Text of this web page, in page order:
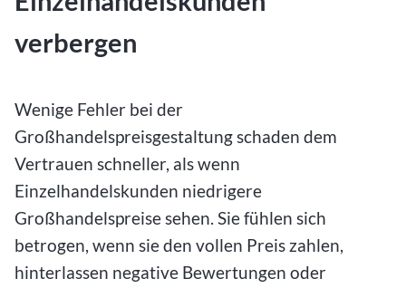
verbergen
Wenige Fehler bei der
Großhandelspreisgestaltung schaden dem
Vertrauen schneller, als wenn
Einzelhandelskunden niedrigere
Großhandelspreise sehen. Sie fühlen sich
betrogen, wenn sie den vollen Preis zahlen,
hinterlassen negative Bewertungen oder